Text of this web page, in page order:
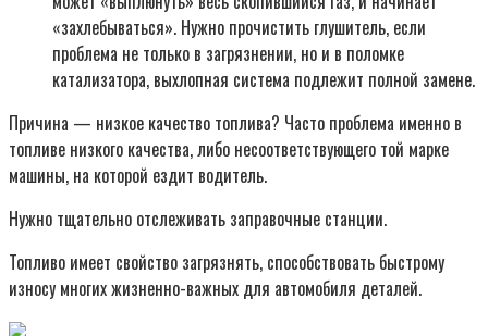
«захлебываться». Нужно прочистить глушитель, если
проблема не только в загрязнении, но и в поломке
катализатора, выхлопная система подлежит полной замене.
Причина — низкое качество топлива? Часто проблема именно в
топливе низкого качества, либо несоответствующего той марке
машины, на которой ездит водитель.
Нужно тщательно отслеживать заправочные станции.
Топливо имеет свойство загрязнять, способствовать быстрому
износу многих жизненно-важных для автомобиля деталей.